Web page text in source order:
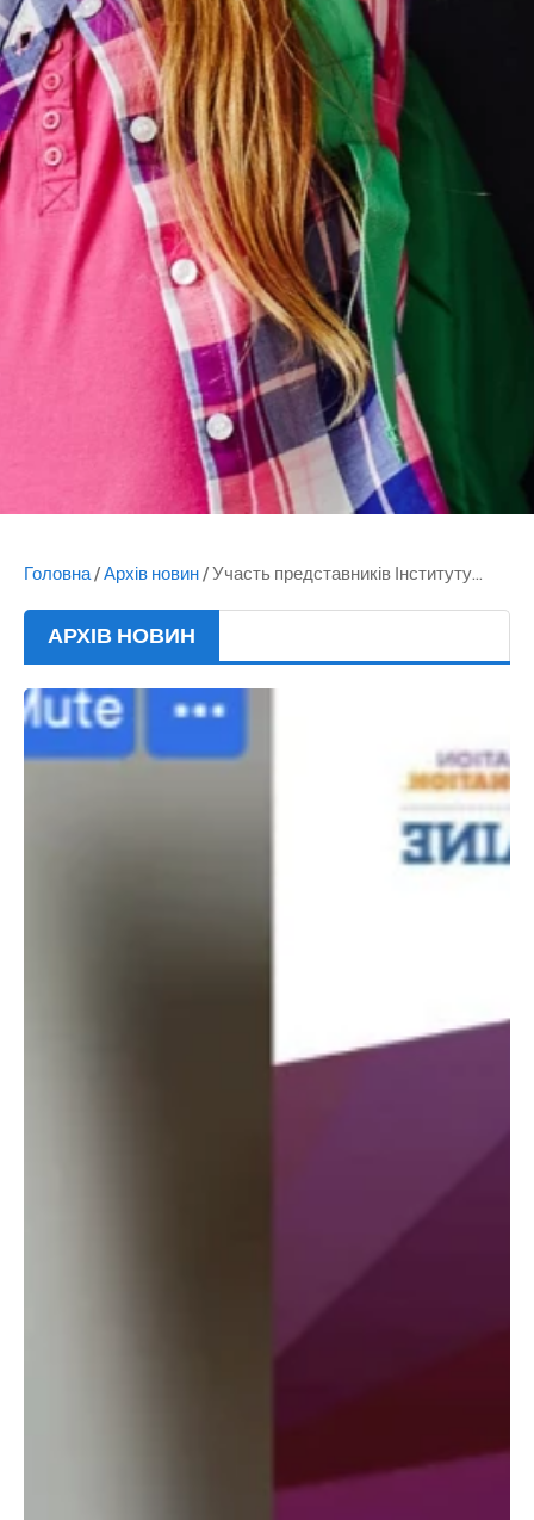
Головна/Архів новин/Участь представників Інституту...
АРХІВ НОВИН